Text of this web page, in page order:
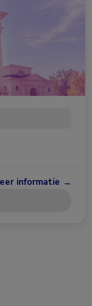
informatie →